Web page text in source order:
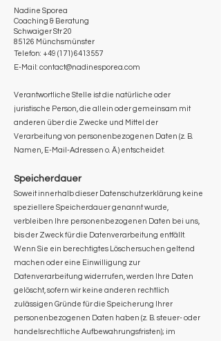
Nadine Sporea
Coaching & Beratung
Schwaiger Str 20
85126 Münchsmünster
Telefon: +49 (171) 6413557
E-Mail: contact@nadinesporea.com
Verantwortliche Stelle ist die natürliche oder
juristische Person, die allein oder gemeinsam mit
anderen über die Zwecke und Mittel der
Verarbeitung von personenbezogenen Daten (z. B.
Namen, E-Mail-Adressen o. Ä.) entscheidet.
Speicherdauer
Soweit innerhalb dieser Datenschutzerklärung keine
speziellere Speicherdauer genannt wurde,
verbleiben Ihre personenbezogenen Daten bei uns,
bis der Zweck für die Datenverarbeitung entfällt.
Wenn Sie ein berechtigtes Löschersuchen geltend
machen oder eine Einwilligung zur
Datenverarbeitung widerrufen, werden Ihre Daten
gelöscht, sofern wir keine anderen rechtlich
zulässigen Gründe für die Speicherung Ihrer
personenbezogenen Daten haben (z. B. steuer- oder
handelsrechtliche Aufbewahrungsfristen); im